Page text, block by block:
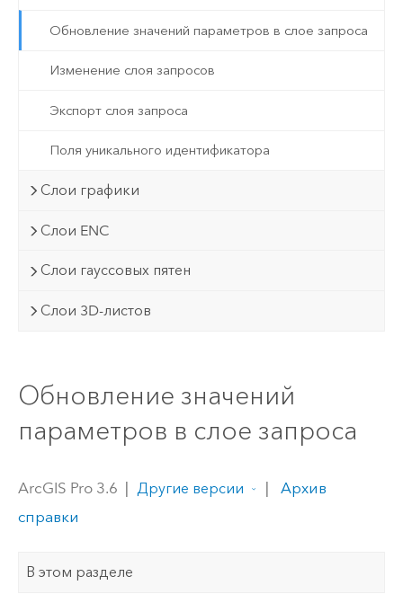
Обновление значений параметров в слое запроса
Изменение слоя запросов
Экспорт слоя запроса
Поля уникального идентификатора
Слои графики
Слои ENC
Слои гауссовых пятен
Слои 3D-листов
Обновление значений
параметров в слое запроса
ArcGIS Pro 3.6 | Другие версии |
Архив
справки
В этом разделе